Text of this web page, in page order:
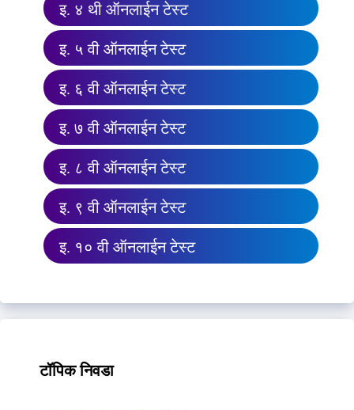
इ. ४ थी ऑनलाईन टेस्ट
इ. ५ वी ऑनलाईन टेस्ट
इ. ६ वी ऑनलाईन टेस्ट
इ. ७ वी ऑनलाईन टेस्ट
इ. ८ वी ऑनलाईन टेस्ट
इ. ९ वी ऑनलाईन टेस्ट
इ. १० वी ऑनलाईन टेस्ट
टॉपिक निवडा